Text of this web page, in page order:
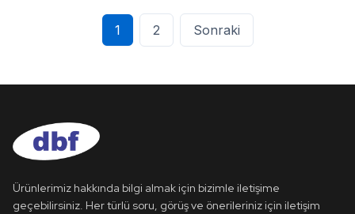
1 2 Sonraki
Ürünlerimiz hakkında bilgi almak için bizimle iletişime
geçebilirsiniz. Her türlü soru, görüş ve önerileriniz için iletişim